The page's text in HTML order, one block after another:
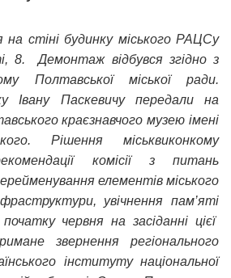
на стіні будинку міського РАЦСу
8. Демонтаж відбувся згідно з
Полтавської міської ради.
Івану Паскевичу передали на
краєзнавчого музею імені
Рішення міськвиконкому
комісії з питань
елементів міського
увічнення пам’яті
червня на засіданні цієї
звернення регіонального
інституту національної